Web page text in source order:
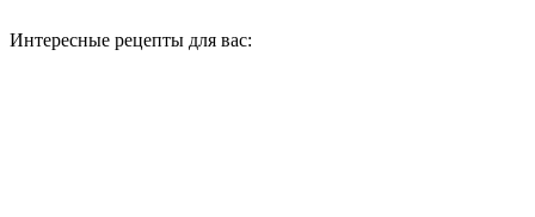
Интересные рецепты для вас: